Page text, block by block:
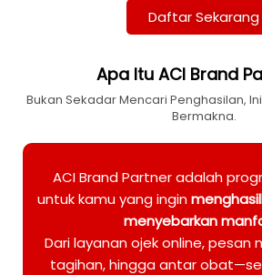
Daftar Sekarang
Apa Itu ACI Brand
Bukan Sekadar Mencari Penghasilan,
Bermakna.
ACI Brand Partner adalah
untuk kamu yang ingin
menyebarkan
Dari layanan ojek online, pesan
tagihan, hingga antar